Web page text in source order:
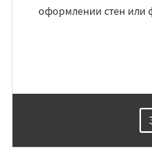
оформлении стен или